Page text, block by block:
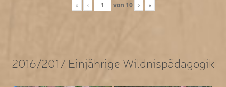
« ‹ von 10 › »
2016/2017 Einjährige Wildnispädagogik